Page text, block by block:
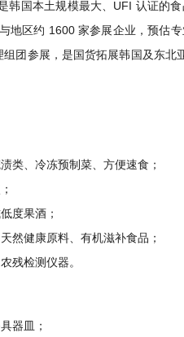
国本土规模最大、UFI 认证的
地区约 1600 家参展企业，预估
团参展，是国货拓展韩国及东北
类、冷冻预制菜、方便速食；
度果酒；
然健康原料、有机滋补食品；
残检测仪器。
器皿；